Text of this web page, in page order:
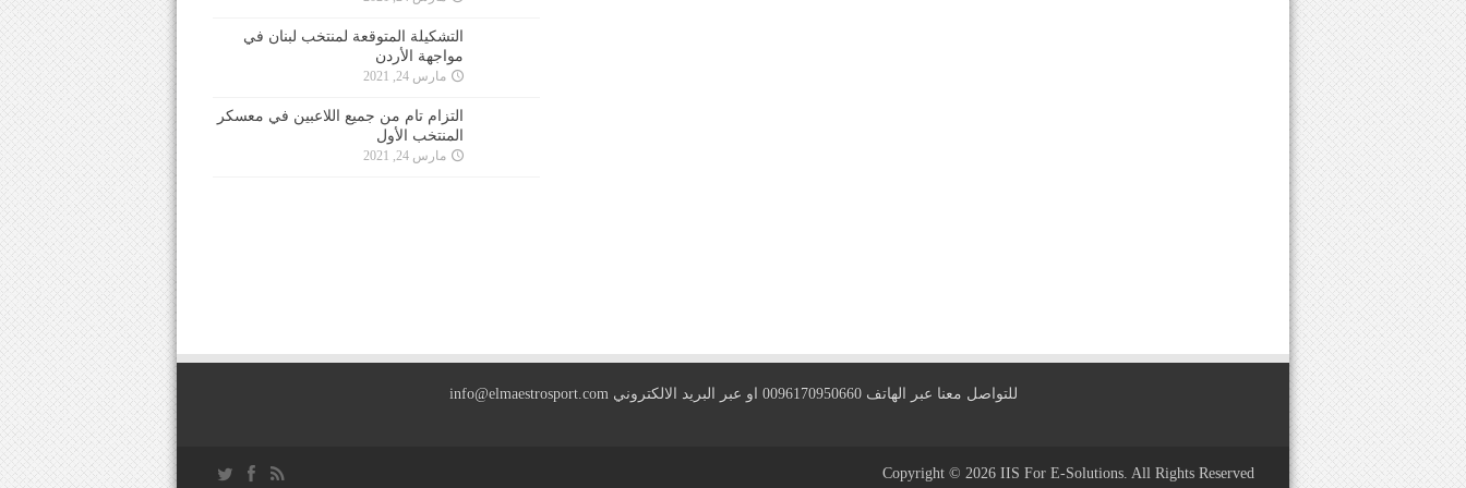
التشكيلة المتوقعة لمنتخب لبنان في
مواجهة الأردن
مارس 24, 2021
التزام تام من جميع اللاعبين في معسكر
المنتخب الأول
مارس 24, 2021
للتواصل معنا عبر الهاتف 0096170950660 او عبر البريد الالكتروني info@elmaestrosport.com
Copyright © 2026 IIS For E-Solutions. All Rights Reserved